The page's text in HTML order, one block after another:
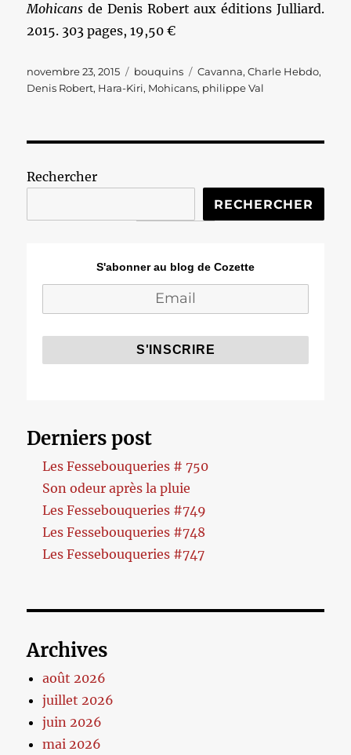
Mohicansde Denis Robert aux éditions Julliard.
2015. 303 pages, 19,50 €
Publié
le
novembre 23, 2015 Catégories
bouquins Étiquettes
Cavanna,Charle Hebdo,
Denis Robert, Hara-Kiri, Mohicans, philippe Val
Rechercher
RECHERCHER
S'abonner au blog de Cozette
Derniers post
Les Fessebouqueries # 750
Son odeur après la pluie
Les Fessebouqueries #749
Les Fessebouqueries #748
Les Fessebouqueries #747
Archives
août 2026
juillet 2026
juin 2026
mai 2026